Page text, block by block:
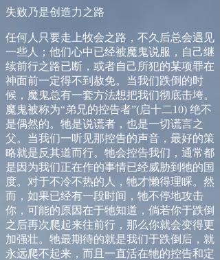
失败乃是创造力之路
任何人只要走上牧会之路，不久后总会遇见
一些人；他们心中已经被魔鬼说服，自己继
续前行之路已断，或者自己所犯的某项罪在
神面前一定得不到赦免。当我们跌倒的时
候，魔鬼总有一套方法想把我们彻底击垮。
魔鬼被称为“弟兄的控告者”(启十二10) 绝不
是偶然的。牠是说谎者，也是一切谎言之
父。当我们一听见那控告的声音，最好的策
略就是反其道而行。牠会控告我们，通常都
是因为我们正在作的事情已经威胁到牠的国
度。对于不冷不热的人，牠才懒得理睬。然
而，如果已经有一段时间，牠不停地攻击
你，可能的原因在于牠知道，倘若你于跌倒
之后再次爬起来往前行，那么你就会变得更
加强壮。牠最期待的就是我们于跌倒后，就
永远爬不起来，而且一直活在牠的控告和定